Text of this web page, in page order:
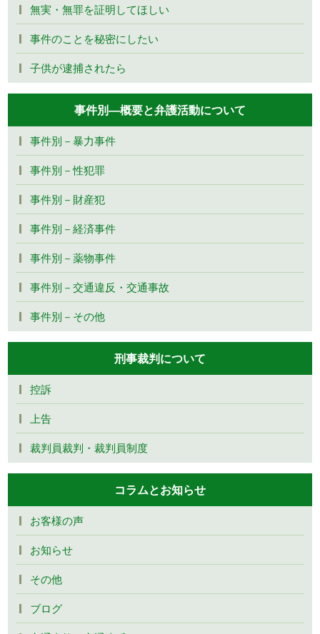
無実・無罪を証明してほしい
事件のことを秘密にしたい
子供が逮捕されたら
事件別―概要と弁護活動について
事件別－暴力事件
事件別－性犯罪
事件別－財産犯
事件別－経済事件
事件別－薬物事件
事件別－交通違反・交通事故
事件別－その他
刑事裁判について
控訴
上告
裁判員裁判・裁判員制度
コラムとお知らせ
お客様の声
お知らせ
その他
ブログ